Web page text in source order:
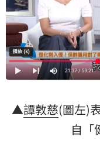
▲譚敦慈(圖左)
自「